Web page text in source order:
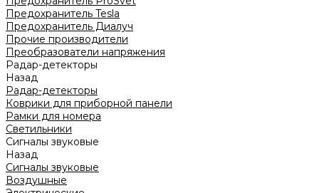
Предохранитель Tesla
Предохранитель Диалуч
Прочие производители
Преобразователи напряжения
Радар-детекторы
Назад
Радар-детекторы
Коврики для приборной панели
Рамки для номера
Светильники
Сигналы звуковые
Назад
Сигналы звуковые
Воздушные